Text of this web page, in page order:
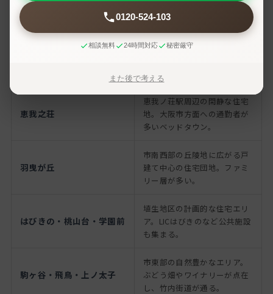
近鉄南大阪線高鷲駅周辺。市
の北西部で人口が最も多いエ
生活拠点。
恵我之荘
恵我ノ荘駅周辺の閑静な住宅
地。大阪市方面への通勤者が
多いベッドタウン。
羽曳が丘
市南西部の丘陵地に広がる戸
建て中心の住宅団地。ファミ
リー層が多い。
はびきの・桃山台・学園前
埴生地区の計画的な住宅エリ
ア。LICはびきのなど公共施設
も集まる。
駒ヶ谷・飛鳥・上ノ太子
市東部の自然豊かなエリア。
ぶどう畑やワイナリーが点在
し、竹内街道が通る。
0120-524-103
相談無料 24時間対応 秘密厳守
また後で考える